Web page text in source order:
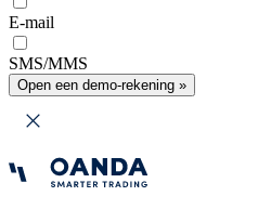
E-mail
SMS/MMS
Open een demo-rekening »